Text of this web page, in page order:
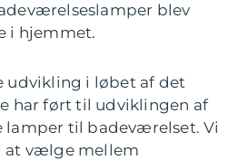
blev
i hjemmet.
udvikling i løbet af det
har ført til udviklingen af
lamper til badeværelset. Vi
at vælge mellem